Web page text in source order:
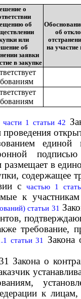
о
об
или
об
заявки
в закупке
об
на участие
1 статьи 42
единой
размещает в
содержащее
с
частью 1
к
статьи 31
требование,
статьи 31
Закона
Закона о
к